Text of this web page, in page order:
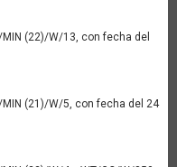
(22)/W/13, con fecha del
(21)/W/5, con fecha del 24